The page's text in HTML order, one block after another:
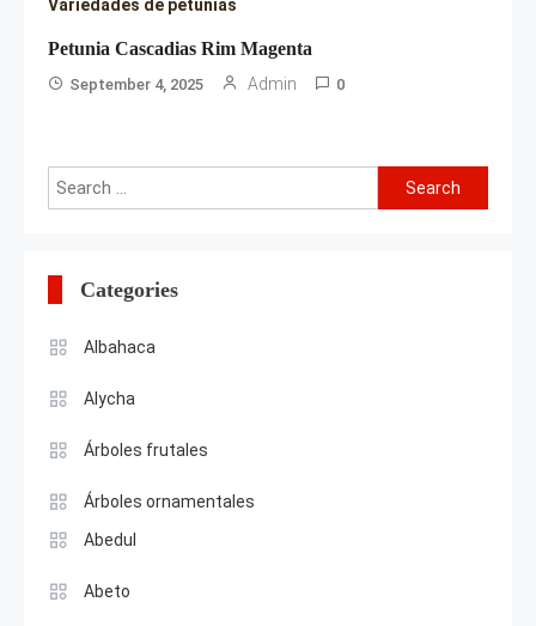
Variedades de petunias
Petunia Cascadias Rim Magenta
September 4, 2025 Admin 0
Search
for:
Categories
Albahaca
Alycha
Árboles frutales
Árboles ornamentales
Abedul
Abeto